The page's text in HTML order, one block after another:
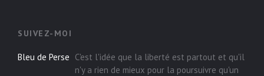
SUIVEZ-MOI
Bleu de Perse C'est l'idée que la liberté est partout et qu'il
n'y a rien de mieux pour la poursuivre qu'un